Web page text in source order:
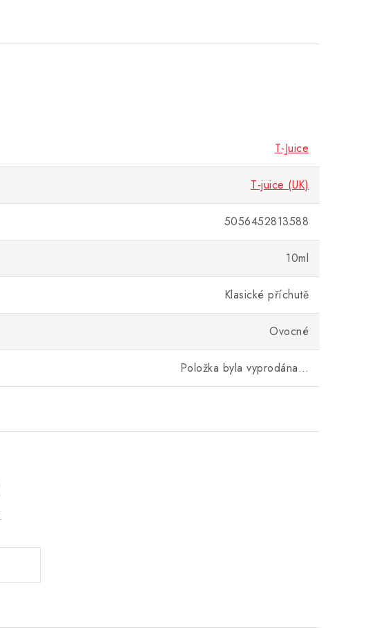
T-Juice
T-juice (UK)
5056452813588
10ml
Klasické příchutě
Ovocné
Položka byla vyprodána…